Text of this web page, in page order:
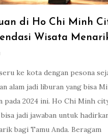
di Ho Chi Minh
Wisata
ke kota dengan pesona
alam jadi liburan yang bisa
pada 2024 ini. Ho Chi Minh
jadi jawaban untuk
bagi Tamu Anda. Beragam